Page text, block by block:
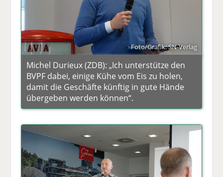
Foto/Grafik: SN-Verlag
Michel Durieux (ZDB): „Ich unterstütze den
BVPF dabei, einige Kühe vom Eis zu holen,
damit die Geschäfte künftig in gute Hände
übergeben werden können“.